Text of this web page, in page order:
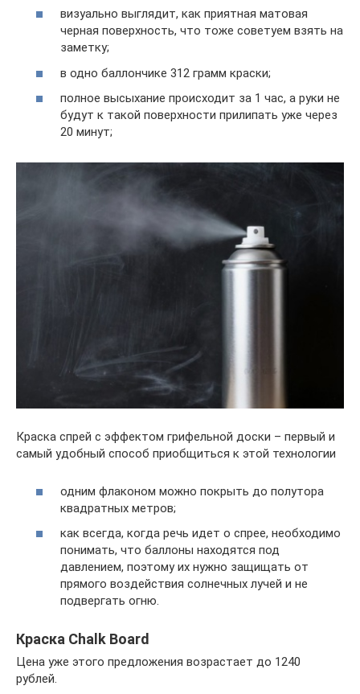
визуально выглядит, как приятная матовая
черная поверхность, что тоже советуем взять на
заметку;
в одно баллончике 312 грамм краски;
полное высыхание происходит за 1 час, а руки не
будут к такой поверхности прилипать уже через
20 минут;
Краска спрей с эффектом грифельной доски – первый и
самый удобный способ приобщиться к этой технологии
одним флаконом можно покрыть до полутора
квадратных метров;
как всегда, когда речь идет о спрее, необходимо
понимать, что баллоны находятся под
давлением, поэтому их нужно защищать от
прямого воздействия солнечных лучей и не
подвергать огню.
Краска Chalk Board
Цена уже этого предложения возрастает до 1240
рублей.